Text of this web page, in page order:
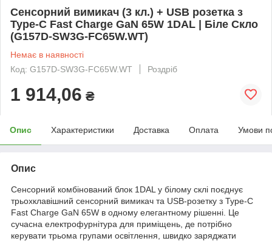
Сенсорний вимикач (3 кл.) + USB розетка з
Type-C Fast Charge GaN 65W 1DAL | Біле Скло
(G157D-SW3G-FC65W.WT)
Немає в наявності
Код: G157D-SW3G-FC65W.WT
Роздріб
1 914,06 ₴
Опис Характеристики Доставка Оплата Умови
Опис
Сенсорний комбінований блок 1DAL у білому склі поєднує
трьохклавішний сенсорний вимикач та USB-розетку з Type-C
Fast Charge GaN 65W в одному елегантному рішенні. Це
сучасна електрофурнітура для приміщень, де потрібно
керувати трьома групами освітлення, швидко заряджати